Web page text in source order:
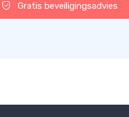
Gratis beveiligingsadvies